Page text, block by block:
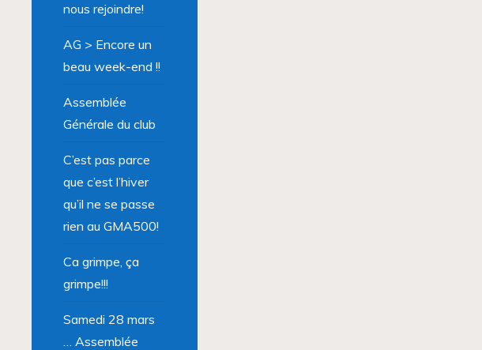
nous rejoindre!
AG > Encore un
beau week-end !!
Assemblée
Générale du club
C’est pas parce
que c’est l’hiver
qu’il ne se passe
rien au GMA500!
Ca grimpe, ça
grimpe!!!
Samedi 28 mars
… Assemblée